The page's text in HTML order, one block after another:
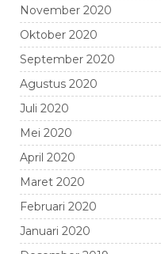
November 2020
Oktober 2020
September 2020
Agustus 2020
Juli 2020
Mei 2020
April 2020
Maret 2020
Februari 2020
Januari 2020